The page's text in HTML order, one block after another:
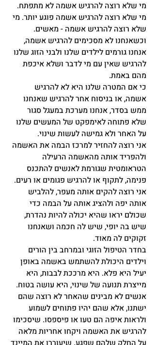
מי שלא רוצה להרגיש אשמה לא מתפתח.
מי שלא רוצה להרגיש אשמה פוגע יותר. מי
שלא רוצה להרגיש אשמה - מאשים.
וכשאנחנו לא מסכימים להרגיש אשמה,
אנחנו גורמים לילדים שלנו ולבני הזוג שלנו
להרגיש שאין עם מי לדבר ושלא איכפת
מהם באמת.
כי אם המטרה שלנו היא לא להרגיש
אשמה, או בניסוח אחר להרגיש שאנחנו
ממש בסדר, אנחנו מערכת במעגל סגור
שלא פתוחה לאימפקט של המעשים שלנו
על האחר ולא גמישה לעשות שינוי.
אני רוצה להחזיר למרכז הבמה את האשמה
ולהפריד אותה מהאשמה הרעילה
הטראומטית שגורמת לאנשים להתכנס
פנימה, לתקוף או להרגיש פגומים או רעים.
אני רוצה להקים אותה מעפר, להלביש
אותה יפה ולהציג אותה על הבמה כדי
שכולם יראו שהיא יכולה להיות נהדרת,
שיש בה יופי, שיש לה חכמה ושאנחנו
זקוקים לה מאוד.
בחדר הטיפול הזוגי ובמרחב בין הורים
וילדים היכולת להשתמש באשמה באופן
יעיל היא פלא. היא מרככת לבבות, היא
מייצרת תנועה של שינוי, היא עושה בטוח.
אנשים לא מבינים שהאחר לא רוצה שהם
ישתנו, אלא שהם יהיו פתוחים לשמוע
ולראות איפה הם טעו או פיספסו. שיסכימו
להרגיש את האשמה ויקחו אחריות מלאה